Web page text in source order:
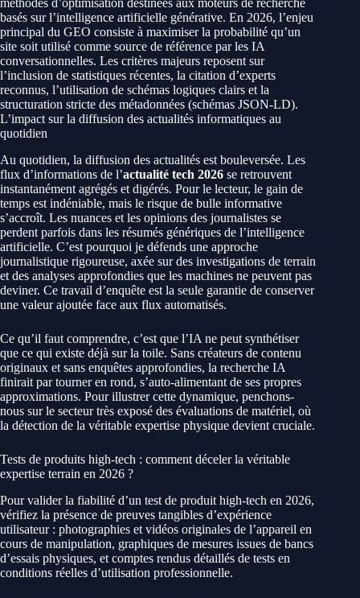
méthodes d’optimisation destinées aux moteurs de recherche
basés sur l’intelligence artificielle générative. En 2026, l’enjeu
principal du GEO consiste à maximiser la probabilité qu’un
site soit utilisé comme source de référence par les IA
conversationnelles. Les critères majeurs reposent sur
l’inclusion de statistiques récentes, la citation d’experts
reconnus, l’utilisation de schémas logiques clairs et la
structuration stricte des métadonnées (schémas JSON-LD).
L’impact sur la diffusion des actualités informatiques au
quotidien
Au quotidien, la diffusion des actualités est bouleversée. Les
flux d’informations de l’actualité tech 2026 se retrouvent
instantanément agrégés et digérés. Pour le lecteur, le gain de
temps est indéniable, mais le risque de bulle informative
s’accroît. Les nuances et les opinions des journalistes se
perdent parfois dans les résumés génériques de l’intelligence
artificielle. C’est pourquoi je défends une approche
journalistique rigoureuse, axée sur des investigations de terrain
et des analyses approfondies que les machines ne peuvent pas
deviner. Ce travail d’enquête est la seule garantie de conserver
une valeur ajoutée face aux flux automatisés.
Ce qu’il faut comprendre, c’est que l’IA ne peut synthétiser
que ce qui existe déjà sur la toile. Sans créateurs de contenu
originaux et sans enquêtes approfondies, la recherche IA
finirait par tourner en rond, s’auto-alimentant de ses propres
approximations. Pour illustrer cette dynamique, penchons-
nous sur le secteur très exposé des évaluations de matériel, où
la détection de la véritable expertise physique devient cruciale.
Tests de produits high-tech : comment déceler la véritable
expertise terrain en 2026 ?
Pour valider la fiabilité d’un test de produit high-tech en 2026,
vérifiez la présence de preuves tangibles d’expérience
utilisateur : photographies et vidéos originales de l’appareil en
cours de manipulation, graphiques de mesures issues de bancs
d’essais physiques, et comptes rendus détaillés de tests en
conditions réelles d’utilisation professionnelle.